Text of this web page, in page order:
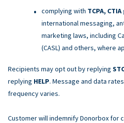
complying with TCPA, CTIA
international messaging,
marketing laws, including
(CASL) and others, where
Recipients may opt out by replying
replying HELP. Message and data
frequency varies.
Customer will indemnify Donorbox for